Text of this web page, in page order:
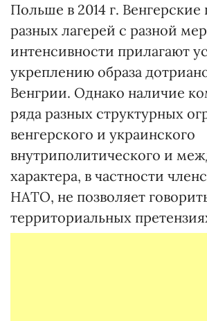
Польше в 2014 г.
разных лагерей с разной
интенсивности прилагают
укреплению образа
Венгрии. Однако наличие
ряда разных структурных
венгерского и украинского
внутриполитического и
характера, в частности
НАТО, не позволяет
территориальных